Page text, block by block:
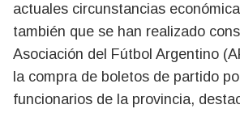
actuales circunstancias
también que se han realizado
Asociación del Fútbol Argentino
la compra de boletos de partido
funcionarios de la provincia,